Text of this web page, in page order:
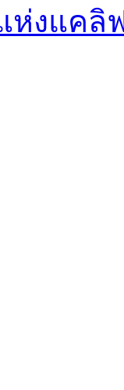
ห่งแคลิ